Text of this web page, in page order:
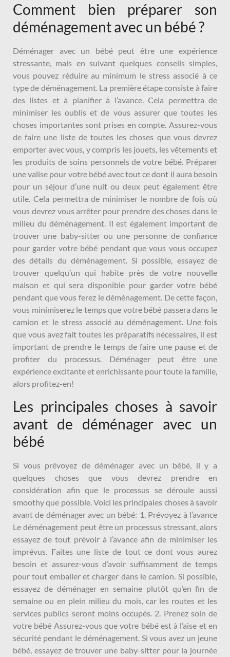
Comment bien préparer son
déménagement avec un bébé ?
Déménager avec un bébé peut être une expérience
stressante, mais en suivant quelques conseils simples,
vous pouvez réduire au minimum le stress associé à ce
type de déménagement. La première étape consiste à faire
des listes et à planifier à l’avance. Cela permettra de
minimiser les oublis et de vous assurer que toutes les
choses importantes sont prises en compte. Assurez-vous
de faire une liste de toutes les choses que vous devrez
emporter avec vous, y compris les jouets, les vêtements et
les produits de soins personnels de votre bébé. Préparer
une valise pour votre bébé avec tout ce dont il aura besoin
pour un séjour d’une nuit ou deux peut également être
utile. Cela permettra de minimiser le nombre de fois où
vous devrez vous arrêter pour prendre des choses dans le
milieu du déménagement. Il est également important de
trouver une baby-sitter ou une personne de confiance
pour garder votre bébé pendant que vous vous occupez
des détails du déménagement. Si possible, essayez de
trouver quelqu’un qui habite près de votre nouvelle
maison et qui sera disponible pour garder votre bébé
pendant que vous ferez le déménagement. De cette façon,
vous minimiserez le temps que votre bébé passera dans le
camion et le stress associé au déménagement. Une fois
que vous avez fait toutes les préparatifs nécessaires, il est
important de prendre le temps de faire une pause et de
profiter du processus. Déménager peut être une
expérience excitante et enrichissante pour toute la famille,
alors profitez-en!
Les principales choses à savoir
avant de déménager avec un
bébé
Si vous prévoyez de déménager avec un bébé, il y a
quelques choses que vous devrez prendre en
considération afin que le processus se déroule aussi
smoothy que possible. Voici les principales choses à savoir
avant de déménager avec un bébé: 1. Prévoyez à l’avance
Le déménagement peut être un processus stressant, alors
essayez de tout prévoir à l’avance afin de minimiser les
imprévus. Faites une liste de tout ce dont vous aurez
besoin et assurez-vous d’avoir suffisamment de temps
pour tout emballer et charger dans le camion. Si possible,
essayez de déménager en semaine plutôt qu’en fin de
semaine ou en plein milieu du mois, car les routes et les
services publics seront moins occupés. 2. Prenez soin de
votre bébé Assurez-vous que votre bébé est à l’aise et en
sécurité pendant le déménagement. Si vous avez un jeune
bébé, essayez de trouver une baby-sitter pour la journée